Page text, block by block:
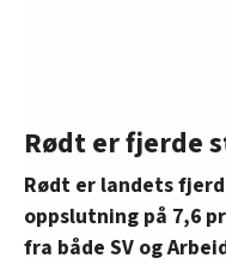
Rødt er fjerde
Rødt er landets
oppslutning på 7,6
fra både SV og